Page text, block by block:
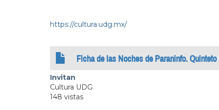
https://cultura.udg.mx/
Ficha de las Noches de Paraninfo.
Invitan
Cultura UDG
148 vistas